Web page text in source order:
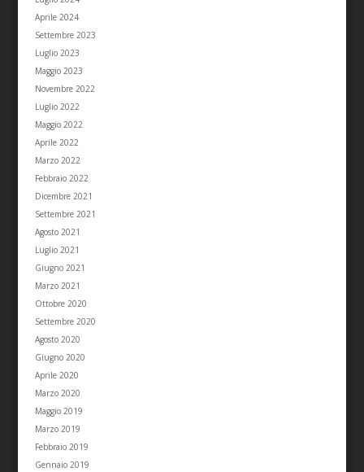
Aprile 2024
Settembre 2023
Luglio 2023
Maggio 2023
Novembre 2022
Luglio 2022
Maggio 2022
Aprile 2022
Marzo 2022
Febbraio 2022
Dicembre 2021
Settembre 2021
Agosto 2021
Luglio 2021
Giugno 2021
Marzo 2021
Ottobre 2020
Settembre 2020
Agosto 2020
Giugno 2020
Aprile 2020
Marzo 2020
Maggio 2019
Marzo 2019
Febbraio 2019
Gennaio 2019